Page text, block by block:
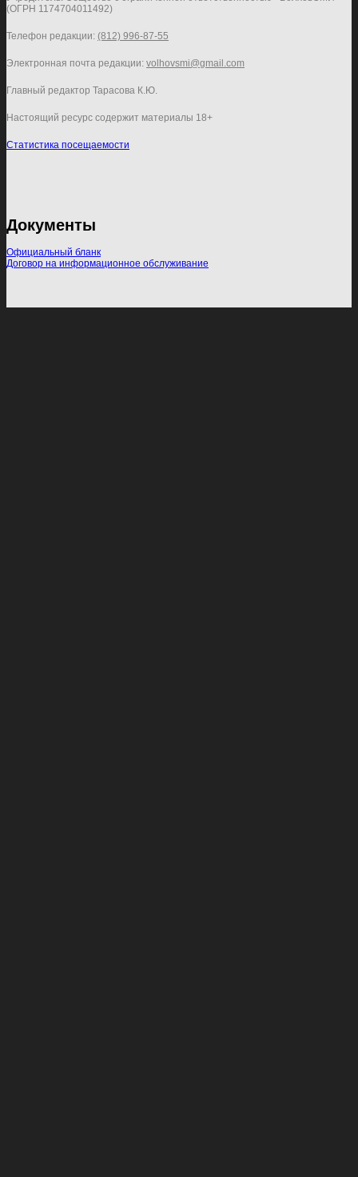
(ОГРН 1174704011492)
Телефон редакции: (812) 996-87-55
Электронная почта редакции: volhovsmi@gmail.com
Главный редактор Тарасова К.Ю.
Настоящий ресурс содержит материалы 18+
Статистика посещаемости
Документы
Официальный бланк
Договор на информационное обслуживание